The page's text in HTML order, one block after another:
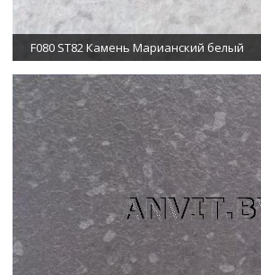
F080 ST82 Камень Марианский белый